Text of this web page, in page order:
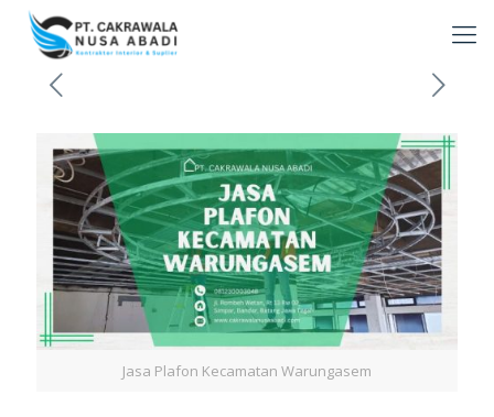
Jasa Plafon Kecamatan Warungasem